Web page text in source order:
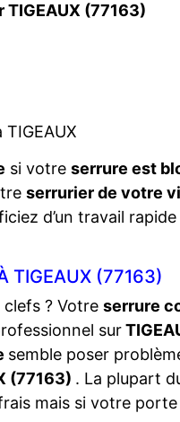
(77163)
si votre serrure est
serrurier de votre
d’un travail
TIGEAUX (77163)
? Votre serrure
sur
semble poser
(77163) . La plupart
mais si votre